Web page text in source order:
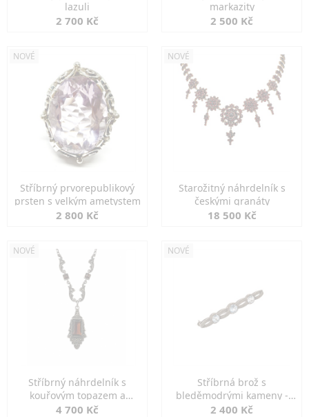
lazuli
2 700 Kč
markazity
2 500 Kč
NOVÉ
Stříbrný prvorepublikový
prsten s velkým ametystem
2 800 Kč
NOVÉ
Starožitný náhrdelník s
českými granáty
18 500 Kč
NOVÉ
Stříbrný náhrdelník s
kouřovým topazem a
markazity
4 700 Kč
NOVÉ
Stříbrná brož s
bleděmodrými kameny -
jemná elegance
2 400 Kč